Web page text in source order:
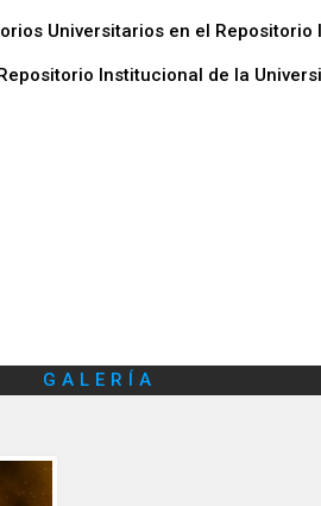
Universitarios en el Repositorio
Institucional de la
GALERÍA